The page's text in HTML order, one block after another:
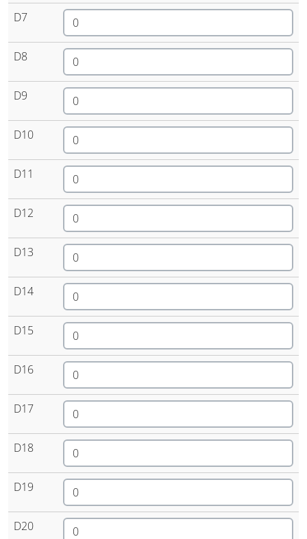
D7
D8
D9
D10
D11
D12
D13
D14
D15
D16
D17
D18
D19
D20